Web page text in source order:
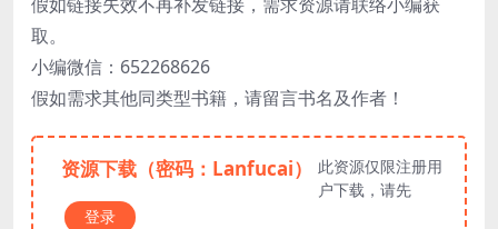
取。
小编微信：652268626
假如需求其他同类型书籍，请留言书名及作者！
资源下载（密码：Lanfucai）
此资源仅限注册用
户下载，请先
登录